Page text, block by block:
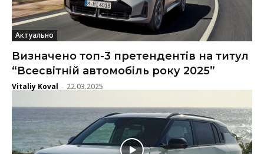
Актуально
Визначено топ-3 претендентів на титул
“Всесвітній автомобіль року 2025”
Vitaliy Koval - 22.03.2025